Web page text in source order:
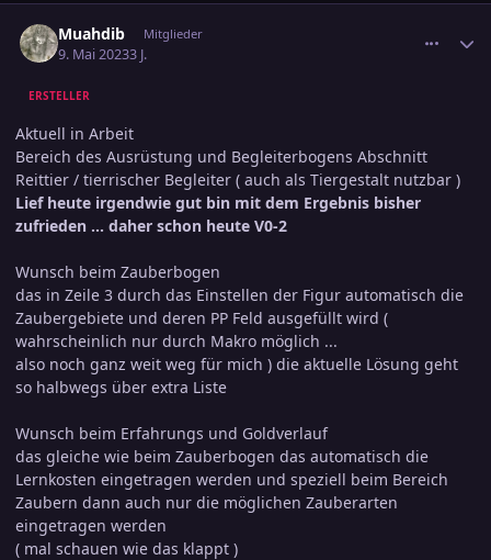
Muahdib Mitglieder
9. Mai 20233 J.
ERSTELLER
Aktuell in Arbeit
Bereich des Ausrüstung und Begleiterbogens Abschnitt
Reittier / tierrischer Begleiter ( auch als Tiergestalt nutzbar )
Lief heute irgendwie gut bin mit dem Ergebnis bisher
zufrieden ... daher schon heute V0-2
Wunsch beim Zauberbogen
das in Zeile 3 durch das Einstellen der Figur automatisch die
Zaubergebiete und deren PP Feld ausgefüllt wird (
wahrscheinlich nur durch Makro möglich ...
also noch ganz weit weg für mich ) die aktuelle Lösung geht
so halbwegs über extra Liste
Wunsch beim Erfahrungs und Goldverlauf
das gleiche wie beim Zauberbogen das automatisch die
Lernkosten eingetragen werden und speziell beim Bereich
Zaubern dann auch nur die möglichen Zauberarten
eingetragen werden
( mal schauen wie das klappt )